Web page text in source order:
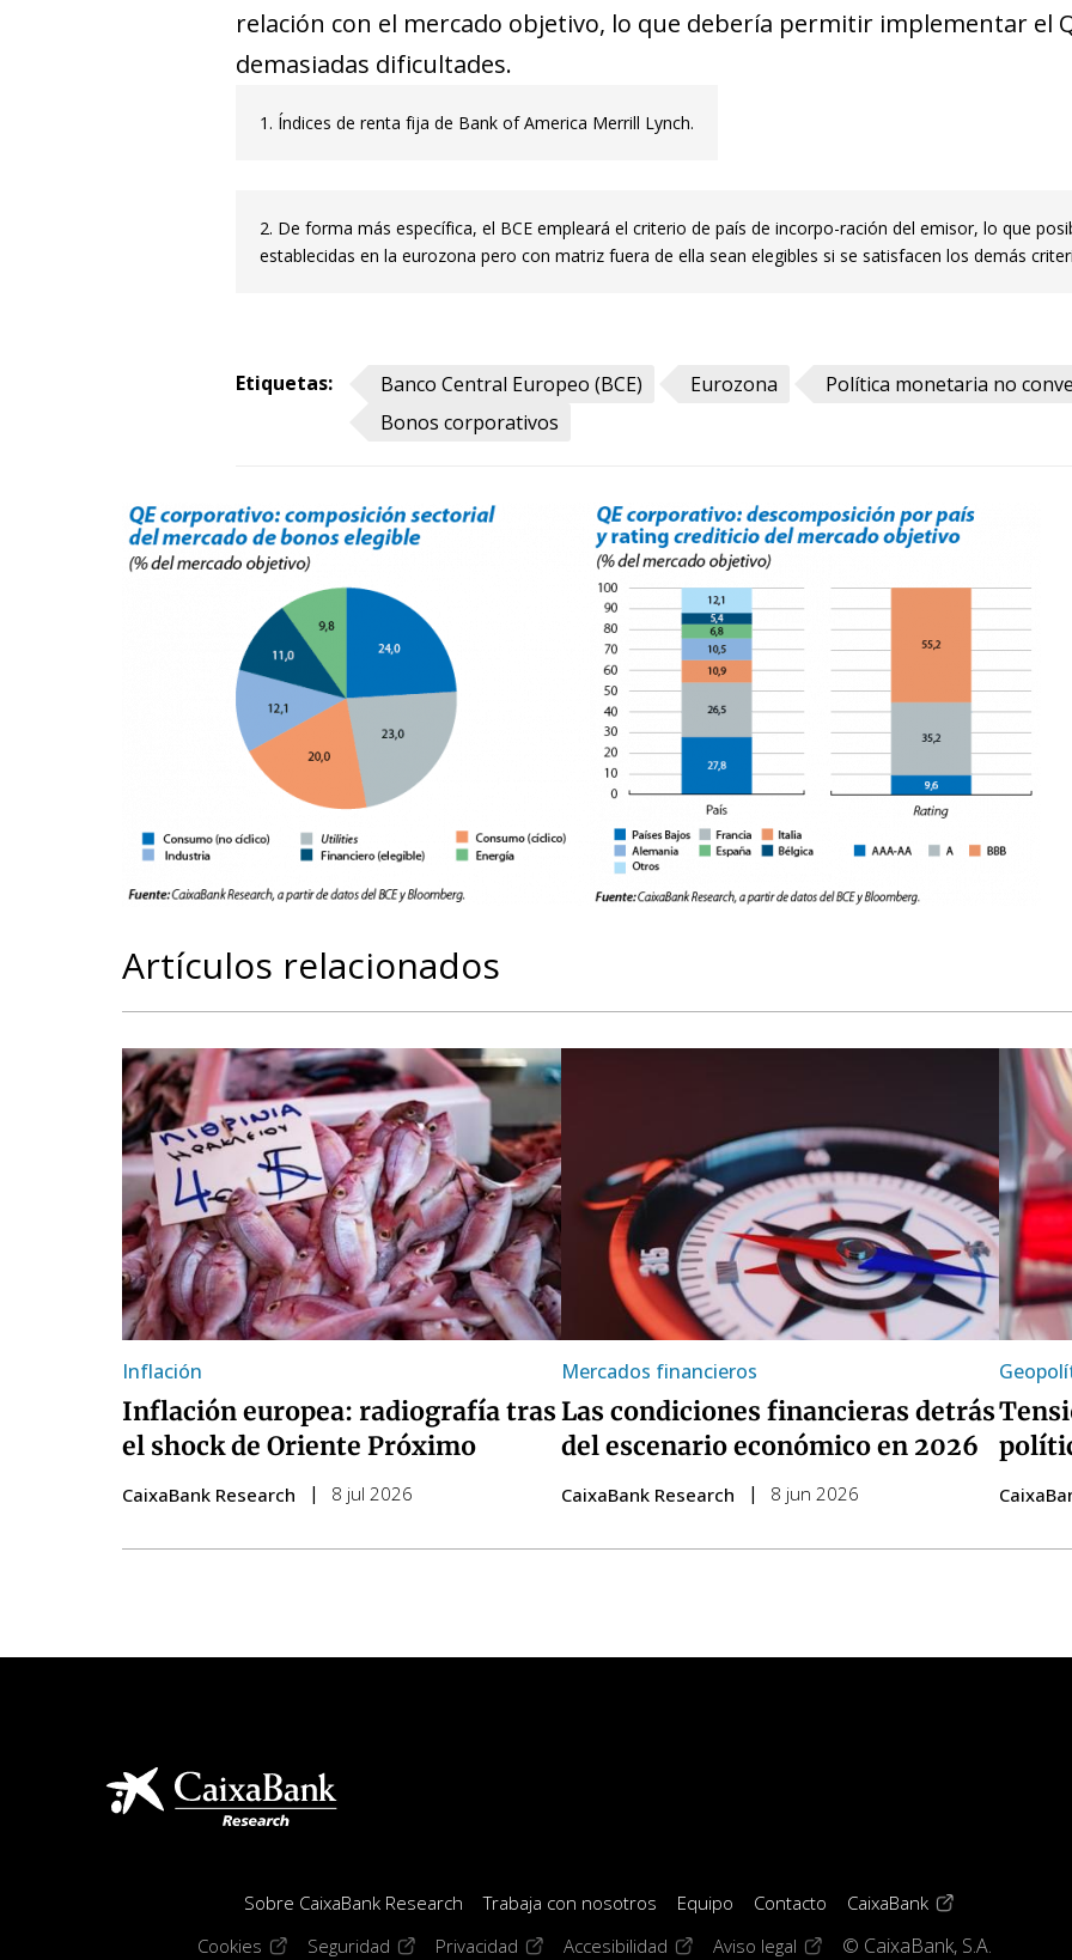
relación con el mer­­cado objetivo, lo que debería permitir implementar el
demasiadas dificultades.
1. Índices de renta fija de Bank of America Merrill Lynch.
2. De forma más específica, el BCE empleará el criterio de país de incorpo-ración del emisor, lo que
establecidas en la eurozona pero con matriz fuera de ella sean elegibles si se satisfacen los demás
Etiquetas: Banco Central Europeo (BCE) Eurozona
Política monetaria no
Bonos corporativos
Artículos relacionados
Inflación
Inflación europea: radiografía tras
el shock de Oriente Próximo
CaixaBank Research 8 jul 2026
Mercados financieros
Las condiciones financieras detrás
del escenario económico en 2026
CaixaBank Research 8 jun 2026
Sobre CaixaBank Research Trabaja con nosotros Equipo Contacto CaixaBank(opens in a new
Cookies(opens in a new window)
Seguridad(opens in a new window)
Privacidad(opens in a new window)
Accesibilidad(opens in a new window)
Aviso legal(opens in a new window)